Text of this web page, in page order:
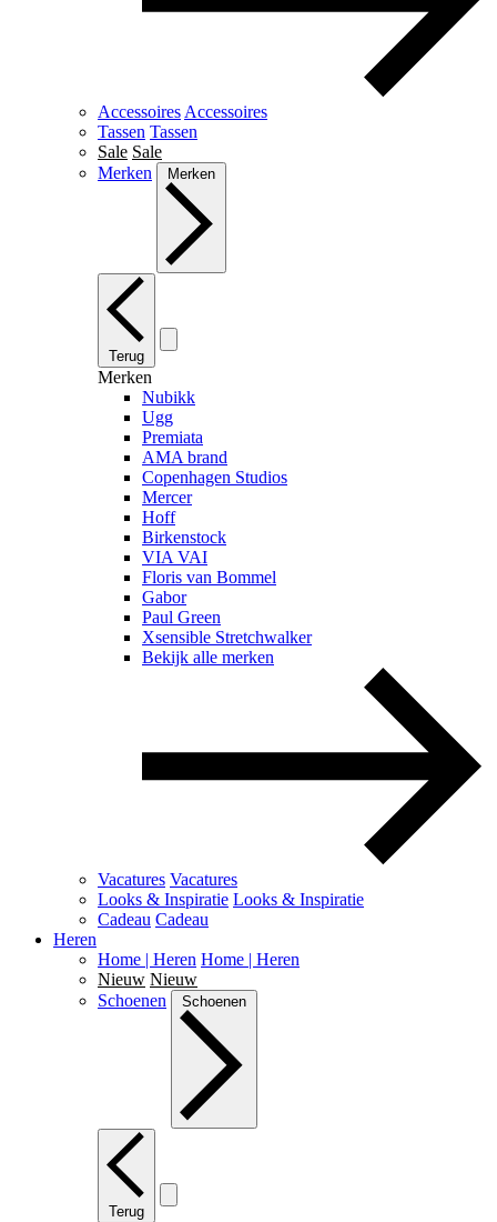
Accessoires Accessoires
Tassen Tassen
Sale Sale
Merken
Merken
Terug
Merken
Nubikk
Ugg
Premiata
AMA brand
Copenhagen Studios
Mercer
Hoff
Birkenstock
VIA VAI
Floris van Bommel
Gabor
Paul Green
Xsensible Stretchwalker
Bekijk alle merken
Vacatures Vacatures
Looks & Inspiratie Looks & Inspiratie
Cadeau Cadeau
Heren
Home | Heren Home | Heren
Nieuw Nieuw
Schoenen
Schoenen
Terug